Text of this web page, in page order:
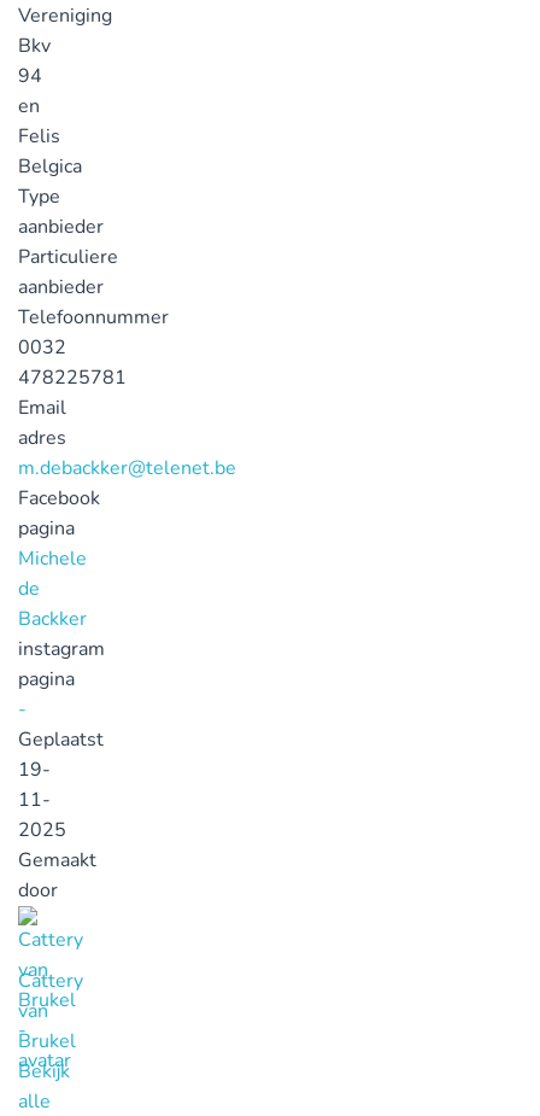
Vereniging
Bkv
94
en
Felis
Belgica
Type
aanbieder
Particuliere
aanbieder
Telefoonnummer
0032
478225781
Email
adres
m.debackker@telenet.be
Facebook
pagina
Michele
de
Backker
instagram
pagina
-
Geplaatst
19-
11-
2025
Gemaakt
door
Cattery
van
Brukel
Bekijk
alle